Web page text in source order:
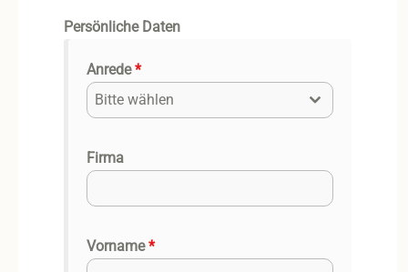
Persönliche Daten
Anrede*
Bitte wählen
Firma
Vorname*